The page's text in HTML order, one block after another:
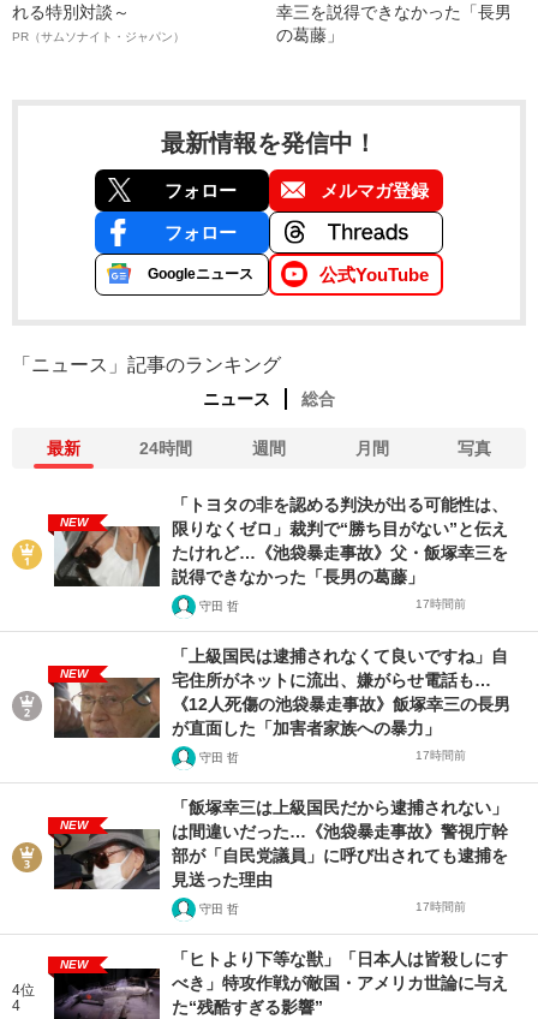
れる特別対談～
PR（サムソナイト・ジャパン）
幸三を説得できなかった「長男
の葛藤」
最新情報を発信中！
フォロー メルマガ登録
フォロー
Googleニュース 公式YouTube
「ニュース」記事のランキング
ニュース 総合
最新 24時間 週間 月間 写真
NEW
「トヨタの非を認める判決が出る可能性は、
限りなくゼロ」裁判で“勝ち目がない”と伝え
たけれど…《池袋暴走事故》父・飯塚幸三を
説得できなかった「長男の葛藤」
守田 哲 17時間前
NEW
「上級国民は逮捕されなくて良いですね」自
宅住所がネットに流出、嫌がらせ電話も…
《12人死傷の池袋暴走事故》飯塚幸三の長男
が直面した「加害者家族への暴力」
守田 哲 17時間前
NEW
「飯塚幸三は上級国民だから逮捕されない」
は間違いだった…《池袋暴走事故》警視庁幹
部が「自民党議員」に呼び出されても逮捕を
見送った理由
守田 哲 17時間前
4位
4
NEW
「ヒトより下等な獣」「日本人は皆殺しにす
べき」特攻作戦が敵国・アメリカ世論に与え
た“残酷すぎる影響”